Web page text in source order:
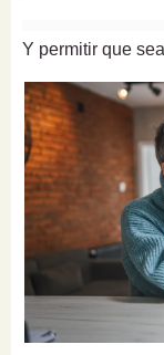
Y permitir que